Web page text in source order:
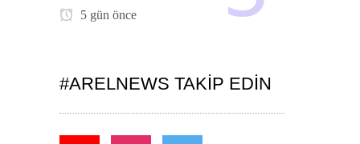
5 gün önce
#ARELNEWS TAKIP EDIN